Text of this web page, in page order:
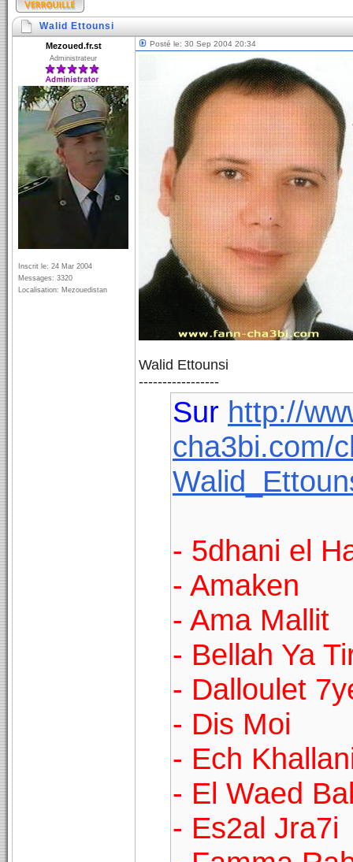
Walid Ettounsi
Mezoued.fr.st
Administrateur
Inscrit le: 24 Mar 2004
Messages: 3320
Localisation: Mezouedistan
Posté le: 30 Sep 2004 20:34
Walid Ettounsi
-----------------
Sur http://
cha3bi.com/
- 5dhani el
- Amaken
- Ama Mallit
- Bellah Ya
- Dalloulet
- Dis Moi
- Ech
- El Waed
- Es2al Jra7i